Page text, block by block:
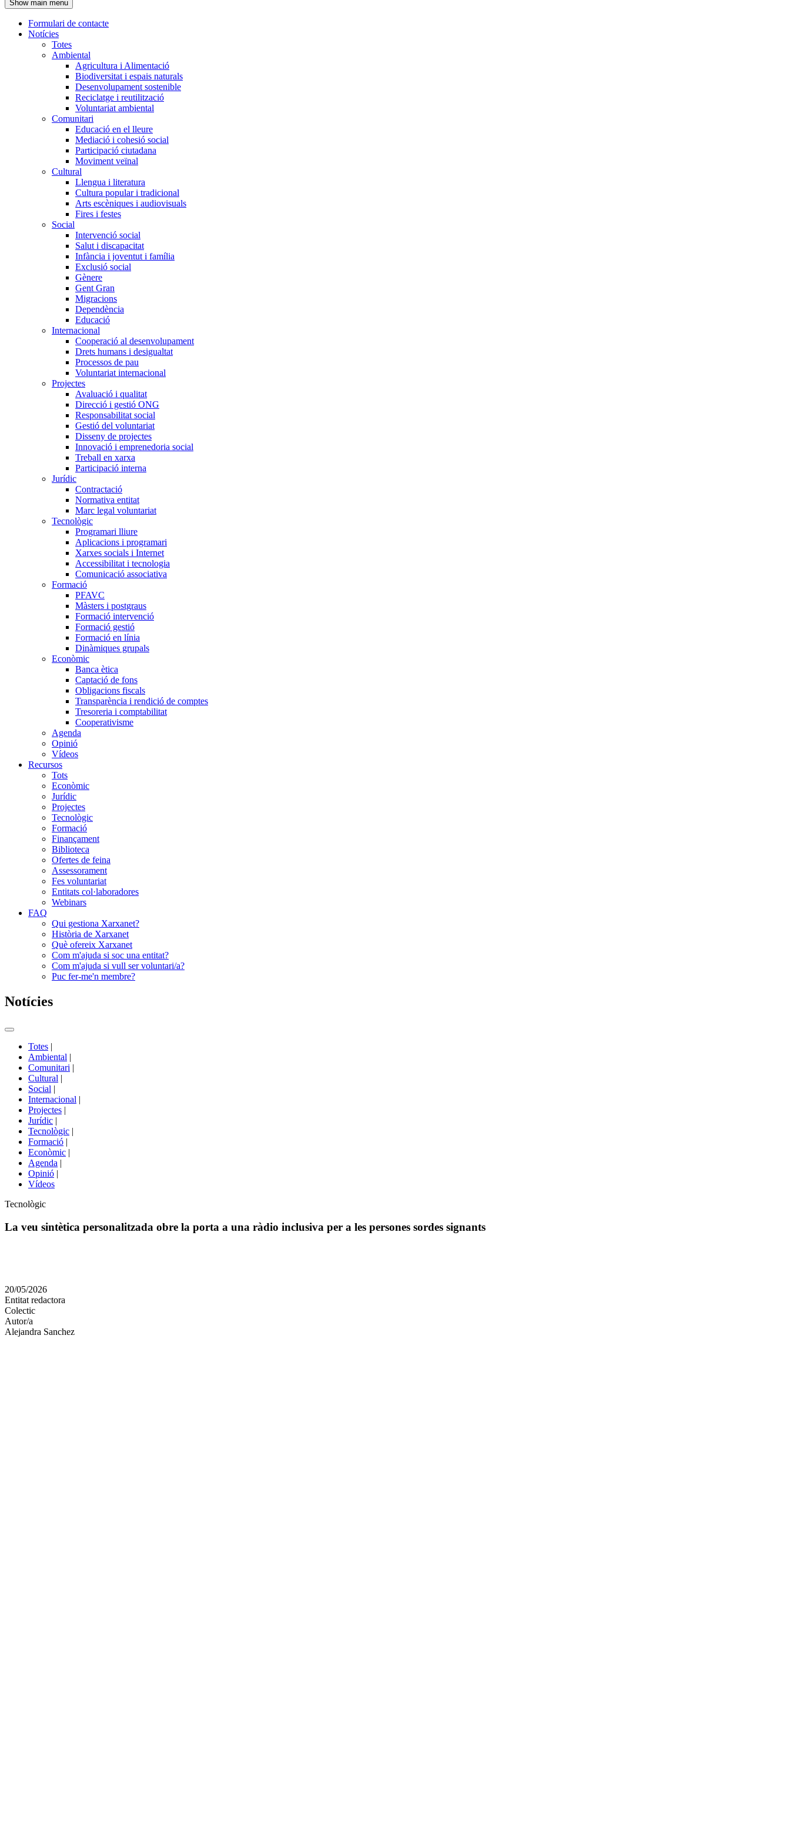
l'encapçalament
Show main menu
Navegació
principal
Formulari de contacte
Notícies
Totes
Ambiental
Agricultura i Alimentació
Biodiversitat i espais naturals
Desenvolupament sostenible
Reciclatge i reutilització
Voluntariat ambiental
Comunitari
Educació en el lleure
Mediació i cohesió social
Participació ciutadana
Moviment veïnal
Cultural
Llengua i literatura
Cultura popular i tradicional
Arts escèniques i audiovisuals
Fires i festes
Social
Intervenció social
Salut i discapacitat
Infància i joventut i família
Exclusió social
Gènere
Gent Gran
Migracions
Dependència
Educació
Internacional
Cooperació al desenvolupament
Drets humans i desigualtat
Processos de pau
Voluntariat internacional
Projectes
Avaluació i qualitat
Direcció i gestió ONG
Responsabilitat social
Gestió del voluntariat
Disseny de projectes
Innovació i emprenedoria social
Treball en xarxa
Participació interna
Jurídic
Contractació
Normativa entitat
Marc legal voluntariat
Tecnològic
Programari lliure
Aplicacions i programari
Xarxes socials i Internet
Accessibilitat i tecnologia
Comunicació associativa
Formació
PFAVC
Màsters i postgraus
Formació intervenció
Formació gestió
Formació en línia
Dinàmiques grupals
Econòmic
Banca ètica
Captació de fons
Obligacions fiscals
Transparència i rendició de comptes
Tresoreria i comptabilitat
Cooperativisme
Agenda
Opinió
Vídeos
Recursos
Tots
Econòmic
Jurídic
Projectes
Tecnològic
Formació
Finançament
Biblioteca
Ofertes de feina
Assessorament
Fes voluntariat
Entitats col·laboradores
Webinars
FAQ
Qui gestiona Xarxanet?
Història de Xarxanet
Què ofereix Xarxanet
Com m'ajuda si soc una entitat?
Com m'ajuda si vull ser voluntari/a?
Puc fer-me'n membre?
Notícies
Commutador
portals
Totes |
Ambiental |
Comunitari |
Cultural |
Social |
Internacional |
Projectes |
Jurídic |
Tecnològic |
Formació |
Econòmic |
Agenda |
Opinió |
Vídeos
Àmbit
la
Tecnològic
La veu sintètica personalitzada obre la porta a una ràdio inclusiva per a les persones sordes signants
en
altres
xarxes
socials
20/05/2026
Entitat redactora
Colectic
Autor/a
Alejandra Sanchez